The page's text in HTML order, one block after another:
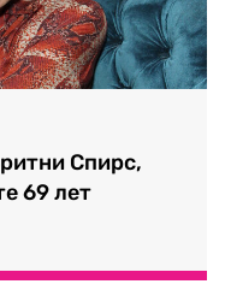
Спирс,
69 лет